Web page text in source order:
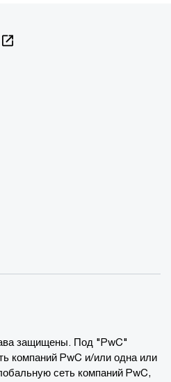
защищены. Под "PwC"
компаний PwC и/или одна или
сеть компаний PwC,